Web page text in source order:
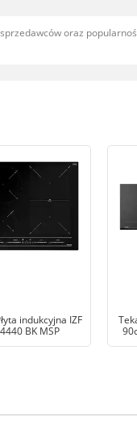
oraz
indukcyjna IZF
BK MSP